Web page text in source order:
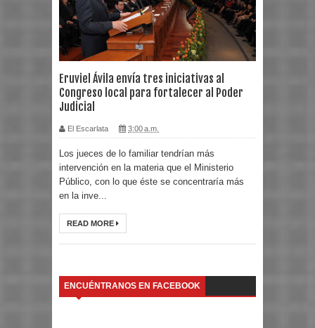
Eruviel Ávila envía tres iniciativas al
Congreso local para fortalecer al Poder
Judicial
El Escarlata 3:00 a.m.
Los jueces de lo familiar tendrían más
intervención en la materia que el Ministerio
Público, con lo que éste se concentraría más
en la inve...
READ MORE
ENCUÉNTRANOS EN FACEBOOK